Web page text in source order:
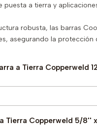
puesta a tierra y
robusta, las barras
asegurando la
a Tierra Copperweld
Tierra Copperweld 5/8''